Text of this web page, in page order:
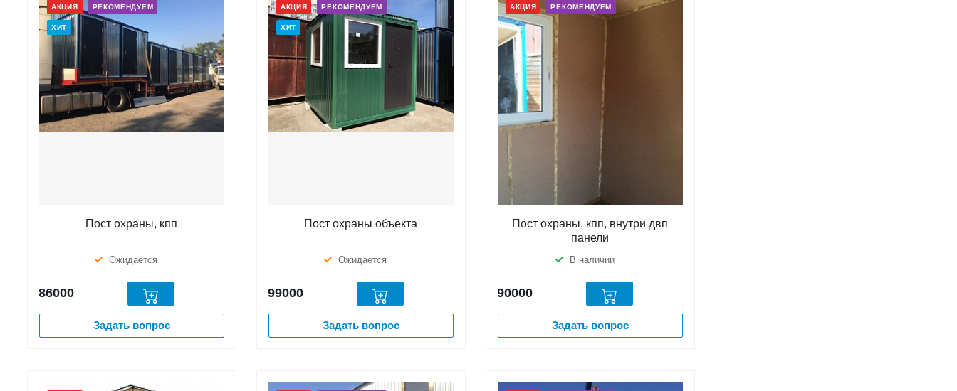
АКЦИЯ РЕКОМЕНДУЕМ
ХИТ
Пост охраны, кпп
Ожидается
86000
Задать вопрос
АКЦИЯ РЕКОМЕНДУЕМ
ХИТ
Пост охраны объекта
Ожидается
99000
Задать вопрос
АКЦИЯ РЕКОМЕНДУЕМ
Пост охраны, кпп, внутри двп
панели
В наличии
90000
Задать вопрос